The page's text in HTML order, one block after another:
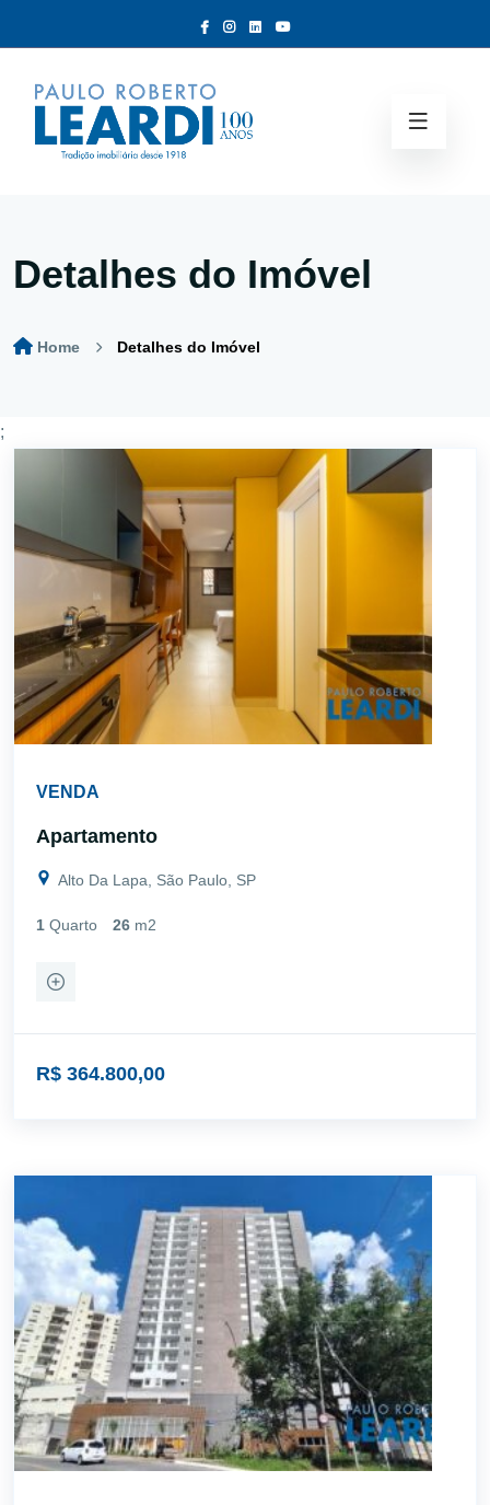
Detalhes do Imóvel
Home Detalhes do Imóvel
;
VENDA
Apartamento
Alto Da Lapa, São Paulo, SP
1 Quarto 26 m2
R$ 364.800,00